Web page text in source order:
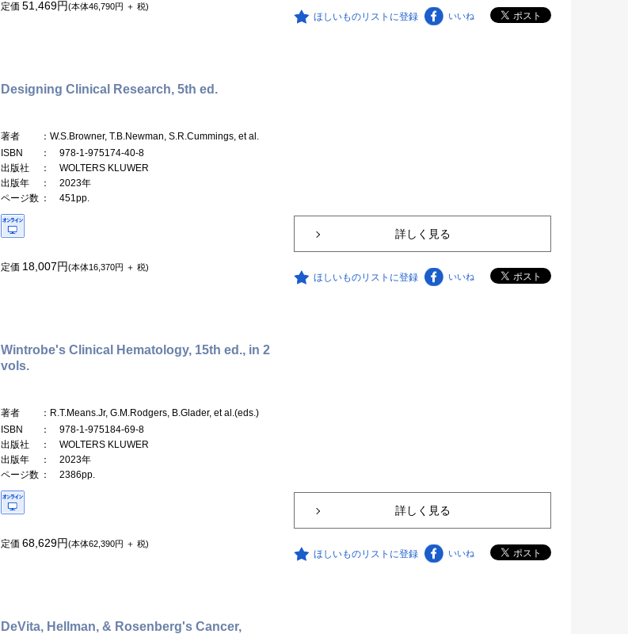
定価 51,469円(本体46,790円 ＋ 税)
ほしいものリストに登録 いいね
Designing Clinical Research, 5th ed.
著者
：W.S.Browner, T.B.Newman, S.R.Cummings, et al.
ISBN
： 978-1-975174-40-8
出版社
： WOLTERS KLUWER
出版年
： 2023年
ページ数 ： 451pp.
定価 18,007円(本体16,370円 ＋ 税)
詳しく見る
ほしいものリストに登録 いいね
Wintrobe's Clinical Hematology, 15th ed., in 2
vols.
著者
：R.T.Means.Jr, G.M.Rodgers, B.Glader, et al.(eds.)
ISBN
： 978-1-975184-69-8
出版社
： WOLTERS KLUWER
出版年
： 2023年
ページ数 ： 2386pp.
定価 68,629円(本体62,390円 ＋ 税)
詳しく見る
ほしいものリストに登録 いいね
DeVita, Hellman, & Rosenberg's Cancer,